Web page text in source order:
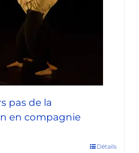
pas de la
en compagnie
Détails